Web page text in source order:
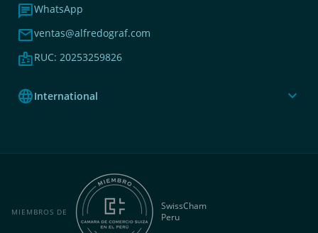
chatWhatsApp
mailventas@alfredograf.com
badgeRUC: 20253259826
languageInternational expand_more
MIEMBROS DE
SwissCham
Peru